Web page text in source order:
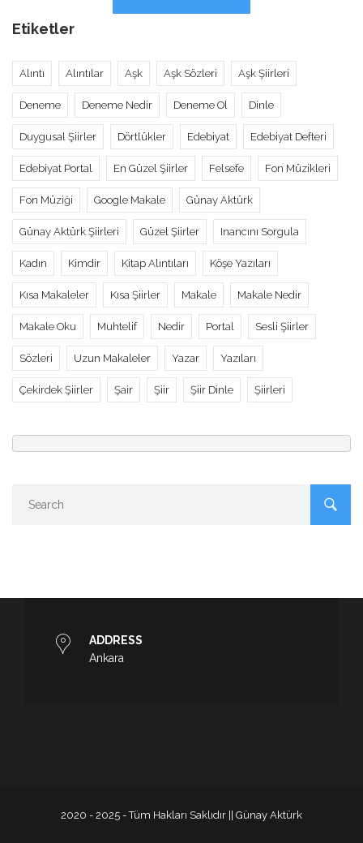
Etiketler
Alıntı Alıntılar Aşk Aşk Sözleri Aşk Şiirleri
Deneme Deneme Nedir Deneme Ol Dinle
Duygusal Şiirler Dörtlükler Edebiyat Edebiyat Defteri
Edebiyat Portal En Güzel Şiirler Felsefe Fon Müzikleri
Fon Müziği Google Makale Günay Aktürk
Günay Aktürk Şiirleri Güzel Şiirler Inancını Sorgula
Kadın Kimdir Kitap Alıntıları Köşe Yazıları
Kısa Makaleler Kısa Şiirler Makale Makale Nedir
Makale Oku Muhtelif Nedir Portal Sesli Şiirler
Sözleri Uzun Makaleler Yazar Yazıları
Çekirdek Şiirler Şair Şiir Şiir Dinle Şiirleri
ADDRESS
Ankara
2020 - 2025 - Tüm Hakları Saklıdır || Günay Aktürk